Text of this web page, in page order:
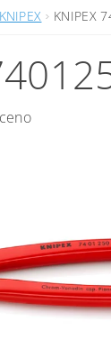
KNIPEX KNIPEX